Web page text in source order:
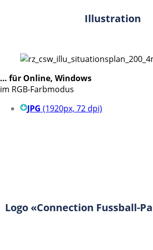
Illustration
… für Online, Windows
im RGB-Farbmodus
JPG (1920px, 72 dpi)
Logo «Connection Fussball-